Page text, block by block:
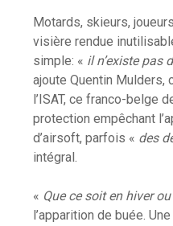
Motards, skieurs,
visière rendue
simple: « il n’existe pas
ajoute Quentin Mulders,
l’ISAT, ce franco-belge
protection empêchant
d’airsoft, parfois « des
intégral.
« Que ce soit en hiver
l’apparition de buée.